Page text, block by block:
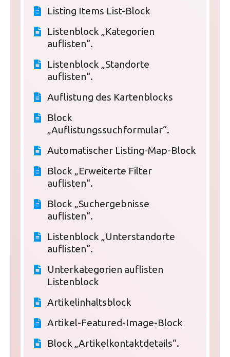
Listing Items List-Block
Listenblock „Kategorien
auflisten“.
Listenblock „Standorte
auflisten“.
Auflistung des Kartenblocks
Block
„Auflistungssuchformular“.
Automatischer Listing-Map-Block
Block „Erweiterte Filter
auflisten“.
Block „Suchergebnisse
auflisten“.
Listenblock „Unterstandorte
auflisten“.
Unterkategorien auflisten
Listenblock
Artikelinhaltsblock
Artikel-Featured-Image-Block
Block „Artikelkontaktdetails“.